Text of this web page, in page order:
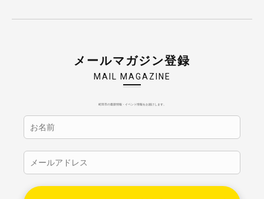
メールマガジン登録
MAIL MAGAZINE
町田市の最新情報・イベント情報をお届けします。